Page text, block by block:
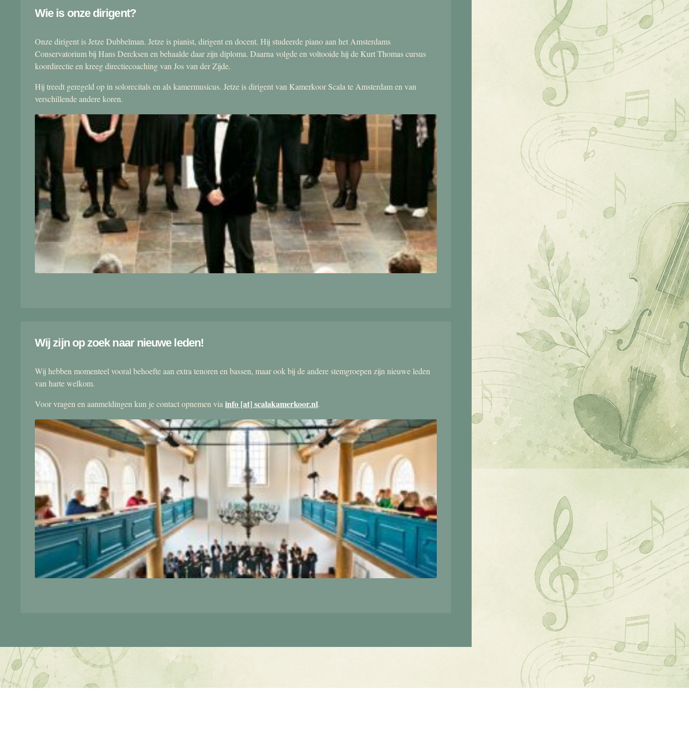
Wie is onze dirigent?
Onze dirigent is Jetze Dubbelman. Jetze is pianist, dirigent en docent. Hij studeerde piano aan het Amsterdams
Conservatorium bij Hans Dercksen en behaalde daar zijn diploma. Daarna volgde en voltooide hij de Kurt Thomas cursus
koordirectie en kreeg directiecoaching van Jos van der Zijde.
Hij treedt geregeld op in solorecitals en als kamermusicus. Jetze is dirigent van Kamerkoor Scala te Amsterdam en van
verschillende andere koren.
Wij zijn op zoek naar nieuwe leden!
Wij hebben momenteel vooral behoefte aan extra tenoren en bassen, maar ook bij de andere stemgroepen zijn nieuwe leden
van harte welkom.
Voor vragen en aanmeldingen kun je contact opnemen via info [at] scalakamerkoor.nl.